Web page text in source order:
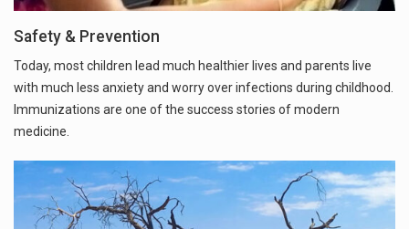
Safety & Prevention
Today, most children lead much healthier lives and parents live
with much less anxiety and worry over infections during childhood.
Immunizations are one of the success stories of modern
medicine.